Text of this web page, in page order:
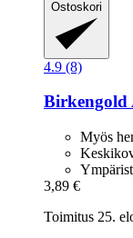
Ostoskori
4.9 (8)
Birkengold
Myös
3,89 €
Toimitus 25.